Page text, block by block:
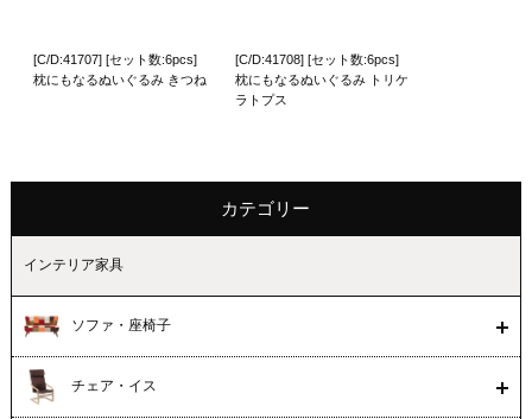
[C/D:41707] [セット数:6pcs]
枕にもなるぬいぐるみ きつね
[C/D:41708] [セット数:6pcs]
枕にもなるぬいぐるみ トリケ
ラトプス
カテゴリー
インテリア家具
ソファ・座椅子
チェア・イス